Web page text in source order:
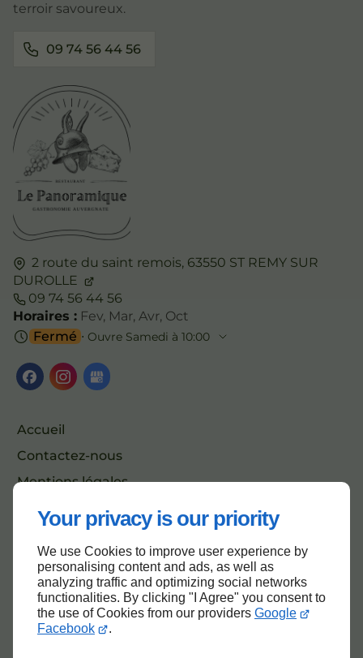
Your privacy is our priority
We use Cookies to improve user experience by
personalising content and ads, as well as
analyzing traffic and optimizing social networks
functionalities. By clicking "I Agree" you consent to
the use of Cookies from our providers Google
Facebook
.
2 route du saint remois, 63550 ST REMY SUR
DUROLLE
09 74 56 44 56
Horaires : Fev, Mar, Avr, Oct
Fermé ⋅ Ouvre Samedi à 10:00
Accueil
Contactez-nous
Mentions légales
terroir savoureux.
09 74 56 44 56
Haut de page